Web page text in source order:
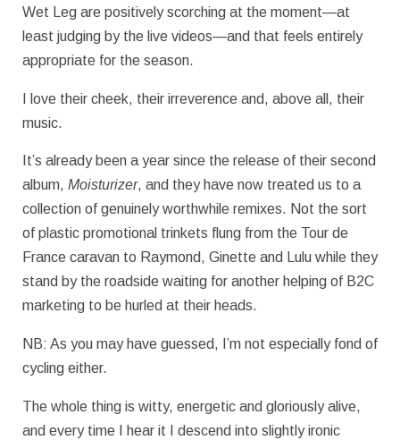
Wet Leg are positively scorching at the moment—at
least judging by the live videos—and that feels entirely
appropriate for the season.
I love their cheek, their irreverence and, above all, their
music.
It’s already been a year since the release of their second
album, Moisturizer, and they have now treated us to a
collection of genuinely worthwhile remixes. Not the sort
of plastic promotional trinkets flung from the Tour de
France caravan to Raymond, Ginette and Lulu while they
stand by the roadside waiting for another helping of B2C
marketing to be hurled at their heads.
NB: As you may have guessed, I’m not especially fond of
cycling either.
The whole thing is witty, energetic and gloriously alive,
and every time I hear it I descend into slightly ironic